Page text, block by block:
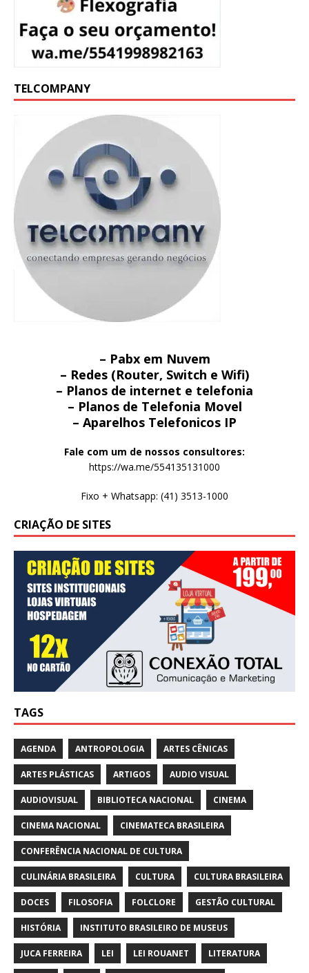
TELCOMPANY
– Pabx em Nuvem
– Redes (Router, Switch e Wifi)
– Planos de internet e telefonia
– Planos de Telefonia Movel
– Aparelhos Telefonicos IP
Fale com um de nossos consultores:
https://wa.me/554135131000
Fixo + Whatsapp: (41) 3513-1000
CRIAÇÃO DE SITES
TAGS
AGENDA ANTROPOLOGIA ARTES CÊNICAS
ARTES PLÁSTICAS ARTIGOS AUDIO VISUAL
AUDIOVISUAL BIBLIOTECA NACIONAL CINEMA
CINEMA NACIONAL CINEMATECA BRASILEIRA
CONFERÊNCIA NACIONAL DE CULTURA
CULINÁRIA BRASILEIRA CULTURA CULTURA BRASILEIRA
DOCES FILOSOFIA FOLCLORE GESTÃO CULTURAL
HISTÓRIA INSTITUTO BRASILEIRO DE MUSEUS
JUCA FERREIRA LEI LEI ROUANET LITERATURA